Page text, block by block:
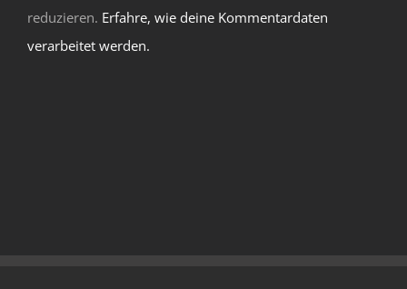
reduzieren. Erfahre, wie deine Kommentardaten
verarbeitet werden.